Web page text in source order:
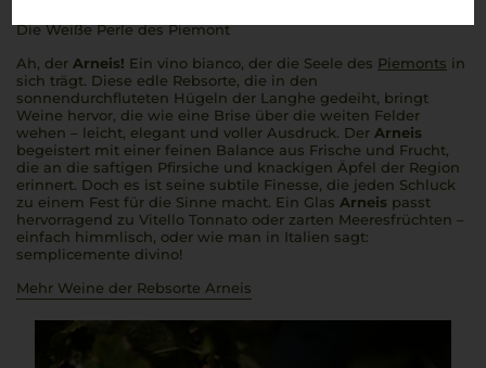
Die Weiße Perle des Piemont
Ah, der Arneis! Ein vino bianco, der die Seele des Piemonts in
sich trägt. Diese edle Rebsorte, die in den
sonnendurchfluteten Hügeln der Langhe gedeiht, bringt
Weine hervor, die wie eine Brise über die weiten Felder
wehen – leicht, elegant und voller Ausdruck. Der Arneis
begeistert mit einer feinen Balance aus Frische und Frucht,
die an die saftigen Pfirsiche und knackigen Äpfel der Region
erinnert. Doch es ist seine subtile Finesse, die jeden Schluck
zu einem Fest für die Sinne macht. Ein Glas Arneis passt
hervorragend zu Vitello Tonnato oder zarten Meeresfrüchten –
einfach himmlisch, oder wie man in Italien sagt:
semplicemente divino!
Mehr Weine der Rebsorte Arneis